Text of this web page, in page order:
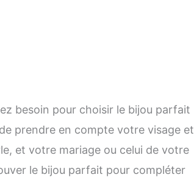
besoin pour choisir le bijou parfait
prendre en compte votre visage et
et votre mariage ou celui de votre
le bijou parfait pour compléter